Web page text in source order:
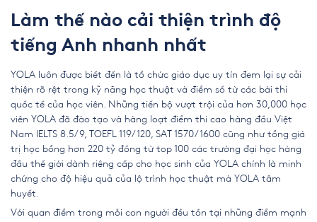
Làm thế nào cải thiện trình độ
tiếng Anh nhanh nhất
YOLA luôn được biết đến là tổ chức giáo dục uy tín đem lại sự cải
thiện rõ rệt trong kỹ năng học thuật và điểm số từ các bài thi
quốc tế của học viên. Những tiến bộ vượt trội của hơn 30,000 học
viên YOLA đã đào tạo và hàng loạt điểm thi cao hàng đầu Việt
Nam IELTS 8.5/9, TOEFL 119/120, SAT 1570/1600 cũng như tổng giá
trị học bổng hơn 220 tỷ đồng từ top 100 các trường đại học hàng
đầu thế giới dành riêng cấp cho học sinh của YOLA chính là minh
chứng cho độ hiệu quả của lộ trình học thuật mà YOLA tâm
huyết.
Với quan điểm trong mỗi con người đều tồn tại những điểm mạnh